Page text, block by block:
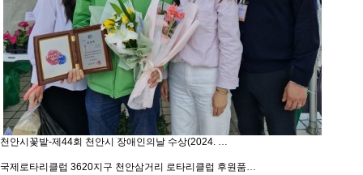
천안시꽃밭-제44회 천안시 장애인의날 수상(2024. …
국제로타리클럽 3620지구 천안삼거리 로타리클럽 후원품…